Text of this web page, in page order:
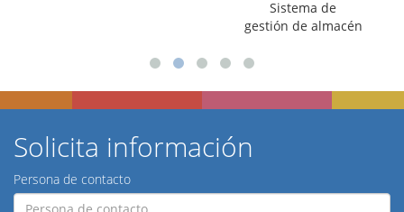
gestión de almacén
Solicita información
Persona de contacto